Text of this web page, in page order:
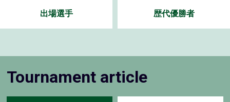
出場選手 歴代優勝者
Tournament article